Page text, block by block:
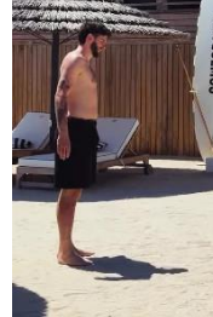
08:44 / 06-08-2026